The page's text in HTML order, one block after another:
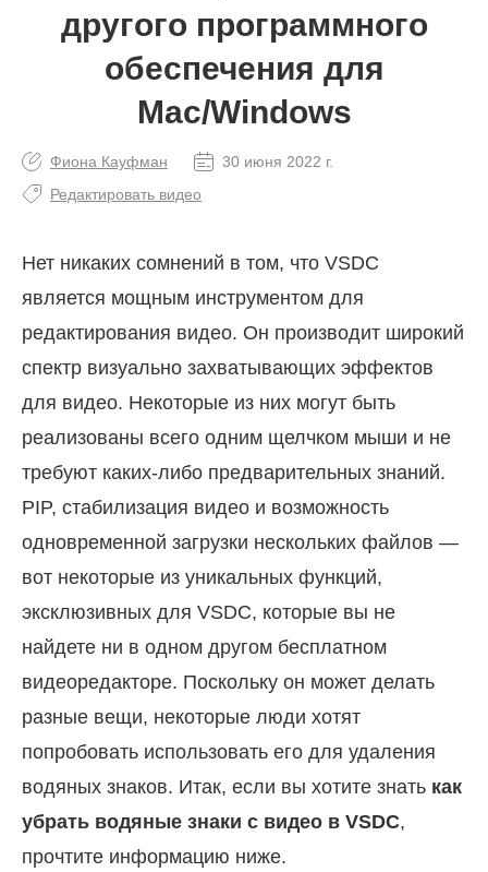
другого программного
обеспечения для
Mac/Windows
Фиона Кауфман
30 июня 2022 г.
Редактировать видео
Нет никаких сомнений в том, что VSDC
является мощным инструментом для
редактирования видео. Он производит широкий
спектр визуально захватывающих эффектов
для видео. Некоторые из них могут быть
реализованы всего одним щелчком мыши и не
требуют каких-либо предварительных знаний.
PIP, стабилизация видео и возможность
одновременной загрузки нескольких файлов —
вот некоторые из уникальных функций,
эксклюзивных для VSDC, которые вы не
найдете ни в одном другом бесплатном
видеоредакторе. Поскольку он может делать
разные вещи, некоторые люди хотят
попробовать использовать его для удаления
водяных знаков. Итак, если вы хотите знать как
убрать водяные знаки с видео в VSDC,
прочтите информацию ниже.